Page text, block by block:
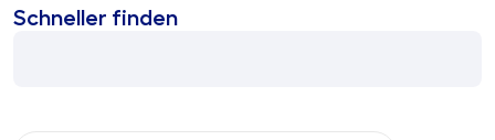
Schneller finden